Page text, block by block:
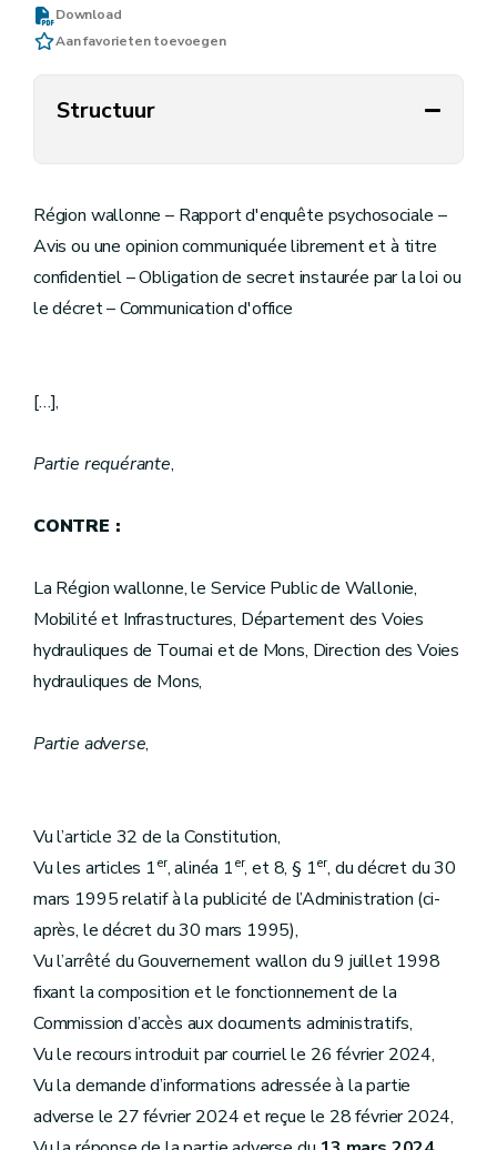
Download
Aan favorieten toevoegen
Structuur
Région wallonne – Rapport d'enquête psychosociale –
Avis ou une opinion communiquée librement et à titre
confidentiel – Obligation de secret instaurée par la loi ou
le décret – Communication d'office
[…],
Partie requérante,
CONTRE :
La Région wallonne, le Service Public de Wallonie,
Mobilité et Infrastructures, Département des Voies
hydrauliques de Tournai et de Mons, Direction des Voies
hydrauliques de Mons,
Partie adverse,
Vu l’article 32 de la Constitution,
Vu les articles 1er, alinéa 1er, et 8, § 1er, du décret du 30
mars 1995 relatif à la publicité de l’Administration (ci-
après, le décret du 30 mars 1995),
Vu l’arrêté du Gouvernement wallon du 9 juillet 1998
fixant la composition et le fonctionnement de la
Commission d’accès aux documents administratifs,
Vu le recours introduit par courriel le 26 février 2024,
Vu la demande d’informations adressée à la partie
adverse le 27 février 2024 et reçue le 28 février 2024,